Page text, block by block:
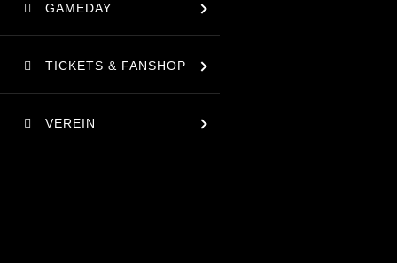
GAMEDAY
TICKETS & FANSHOP
VEREIN